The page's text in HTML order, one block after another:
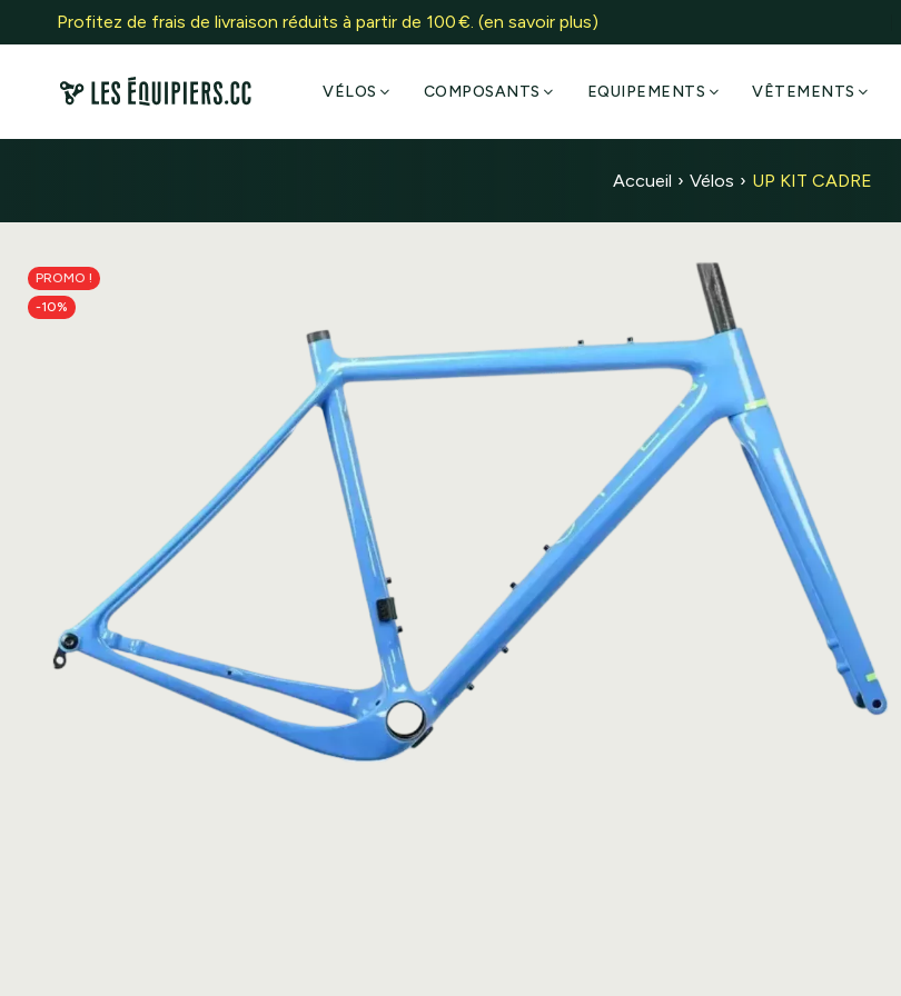
Profitez de frais de livraison réduits à partir de 100 €. (en savoir plus)
VÉLOS COMPOSANTS EQUIPEMENTS VÊTEMENTS
Accueil Vélos UP KIT CADRE
PROMO !
-10%